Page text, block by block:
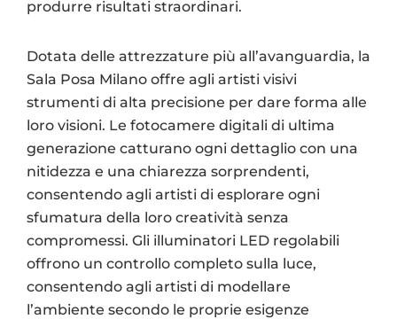
produrre risultati straordinari.
Dotata delle attrezzature più all’avanguardia, la
Sala Posa Milano offre agli artisti visivi
strumenti di alta precisione per dare forma alle
loro visioni. Le fotocamere digitali di ultima
generazione catturano ogni dettaglio con una
nitidezza e una chiarezza sorprendenti,
consentendo agli artisti di esplorare ogni
sfumatura della loro creatività senza
compromessi. Gli illuminatori LED regolabili
offrono un controllo completo sulla luce,
consentendo agli artisti di modellare
l’ambiente secondo le proprie esigenze